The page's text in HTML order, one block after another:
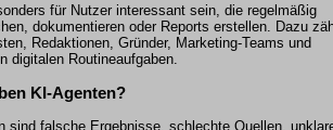
für Nutzer interessant sein, die regelmäßig
dokumentieren oder Reports erstellen. Dazu
Redaktionen, Gründer, Marketing-Teams und
digitalen Routineaufgaben.
KI-Agenten?
sind falsche Ergebnisse, schlechte Quellen,